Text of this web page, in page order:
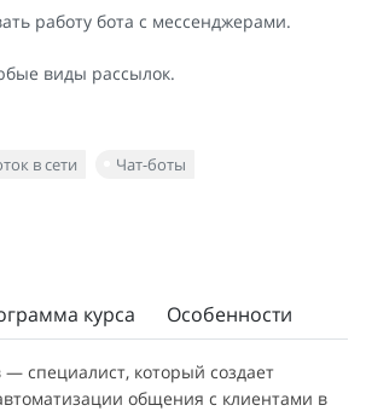
работу бота с мессенджерами.
виды рассылок.
в сети Чат-боты
курса Особенности
— специалист, который создает
общения с клиентами в